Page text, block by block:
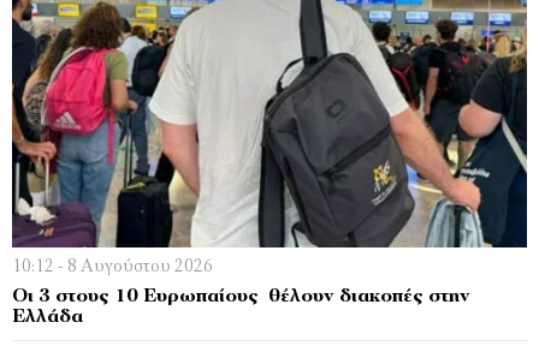
10:12 - 8 Αυγούστου 2026
Οι 3 στους 10 Ευρωπαίους θέλουν διακοπές στην
Ελλάδα